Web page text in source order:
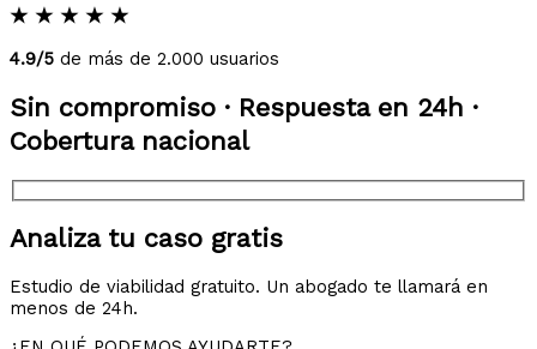
★ ★ ★ ★ ★
4.9/5 de más de 2.000 usuarios
Sin compromiso · Respuesta en 24h ·
Cobertura nacional
Analiza tu caso gratis
Estudio de viabilidad gratuito. Un abogado te llamará en
menos de 24h.